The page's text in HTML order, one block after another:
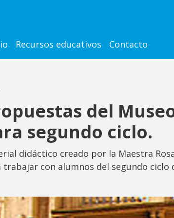
navigation
Recursos educativos Contacto
del
segundo ciclo.
didáctico creado por la Maestra
trabajar con alumnos del segundo